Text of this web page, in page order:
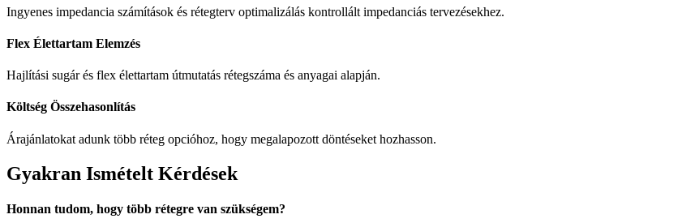
Ingyenes impedancia számítások és rétegterv optimalizálás kontrollált impedanciás tervezésekhez.
Flex Élettartam Elemzés
Hajlítási sugár és flex élettartam útmutatás rétegszáma és anyagai alapján.
Költség Összehasonlítás
Árajánlatokat adunk több réteg opcióhoz, hogy megalapozott döntéseket hozhasson.
Gyakran Ismételt Kérdések
Honnan tudom, hogy több rétegre van szükségem?